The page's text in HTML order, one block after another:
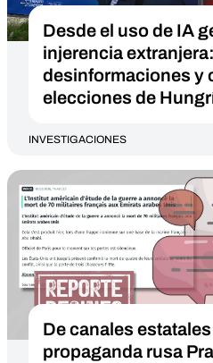
Desde el uso de IA
injerencia
desinformaciones y
elecciones de
INVESTIGACIONES
De canales
propaganda rusa